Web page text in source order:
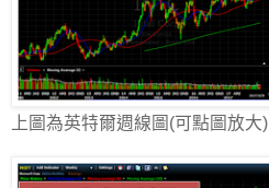
上圖為英特爾週線圖(可點圖放大)